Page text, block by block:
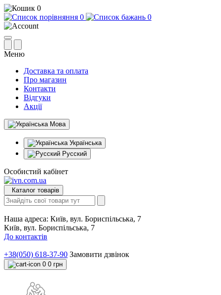
0
0
0
Меню
Доставка та оплата
Про магазин
Контакти
Відгуки
Акції
Мова
Українська
Русский
Особистий кабінет
Каталог товарів
Наша адреса: Київ, вул. Бориспільська, 7
Київ, вул. Бориспільська, 7
До контактів
+38(050) 618-37-90 Замовити дзвінок
0 0 грн